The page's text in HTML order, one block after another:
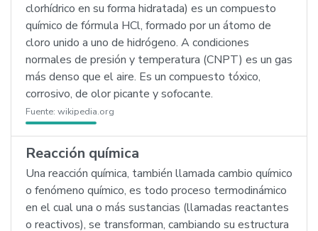
clorhídrico en su forma hidratada) es un compuesto
químico de fórmula HCl, formado por un átomo de
cloro unido a uno de hidrógeno. A condiciones
normales de presión y temperatura (CNPT) es un gas
más denso que el aire. Es un compuesto tóxico,
corrosivo, de olor picante y sofocante.
Fuente: wikipedia.org
Reacción química
Una reacción química, también llamada cambio químico
o fenómeno químico, es todo proceso termodinámico
en el cual una o más sustancias (llamadas reactantes
o reactivos), se transforman, cambiando su estructura